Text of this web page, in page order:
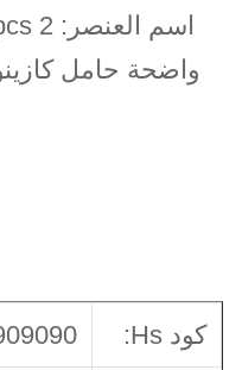
واضحة حامل
كود Hs: